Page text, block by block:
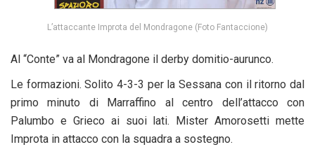
L’attaccante Improta del Mondragone (Foto Fantaccione)
Al “Conte” va al Mondragone il derby domitio-aurunco.
Le formazioni. Solito 4-3-3 per la Sessana con il ritorno dal
primo minuto di Marraffino al centro dell’attacco con
Palumbo e Grieco ai suoi lati. Mister Amorosetti mette
Improta in attacco con la squadra a sostegno.